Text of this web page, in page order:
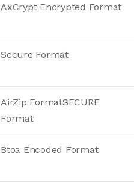
AxCrypt Encrypted Format
Secure Format
AirZip FormatSECURE
Format
Btoa Encoded Format